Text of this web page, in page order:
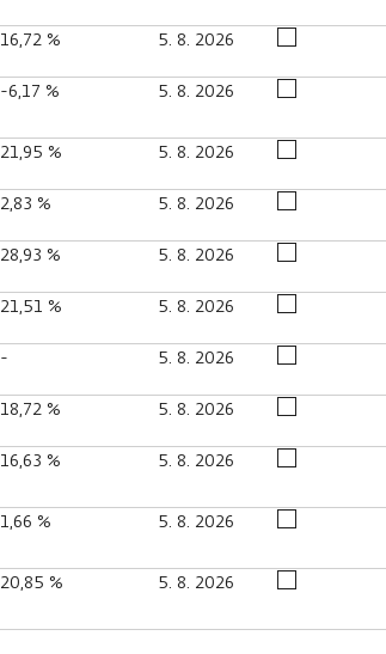
16,72 % 5. 8. 2026
-6,17 % 5. 8. 2026
21,95 % 5. 8. 2026
2,83 % 5. 8. 2026
28,93 % 5. 8. 2026
21,51 % 5. 8. 2026
- 5. 8. 2026
18,72 % 5. 8. 2026
16,63 % 5. 8. 2026
1,66 % 5. 8. 2026
20,85 % 5. 8. 2026